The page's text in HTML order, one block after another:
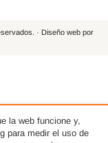
· Diseño web por
la web funcione y,
para medir el uso de